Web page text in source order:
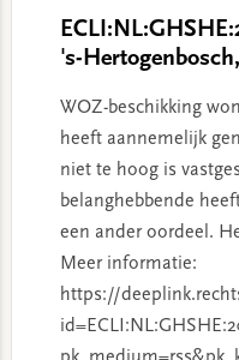
's-
WOZ-beschikking
heeft aannemelijk
niet te hoog is
belanghebbende
een ander oordeel.
Meer informatie:
https://